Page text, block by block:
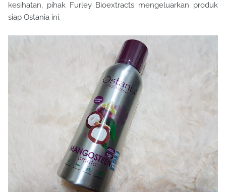
kesihatan, pihak Furley Bioextracts mengeluarkan produk
siap Ostania ini.